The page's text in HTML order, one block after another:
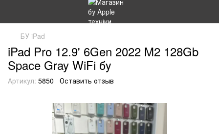
БУ iPad
iPad Pro 12.9' 6Gen 2022 M2 128Gb
Space Gray WiFi бу
Артикул: 5850 Оставить отзыв